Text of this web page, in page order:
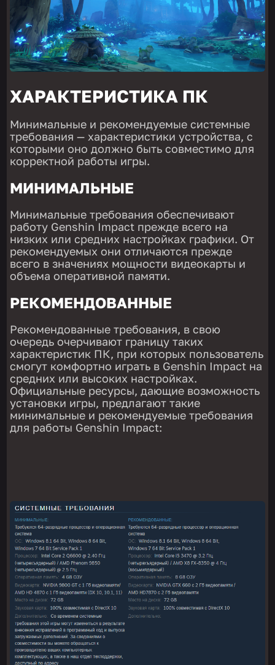
ХАРАКТЕРИСТИКА ПК
Минимальные и рекомендуемые системные
требования — характеристики устройства, с
которыми оно должно быть совместимо для
корректной работы игры.
МИНИМАЛЬНЫЕ
Минимальные требования обеспечивают
работу Genshin Impact прежде всего на
низких или средних настройках графики. От
рекомендуемых они отличаются прежде
всего в значениях мощности видеокарты и
объема оперативной памяти.
РЕКОМЕНДОВАННЫЕ
Рекомендованные требования, в свою
очередь очерчивают границу таких
характеристик ПК, при которых пользователь
смогут комфортно играть в Genshin Impact на
средних или высоких настройках.
Официальные ресурсы, дающие возможность
установки игры, предлагают такие
минимальные и рекомендуемые требования
для работы Genshin Impact: